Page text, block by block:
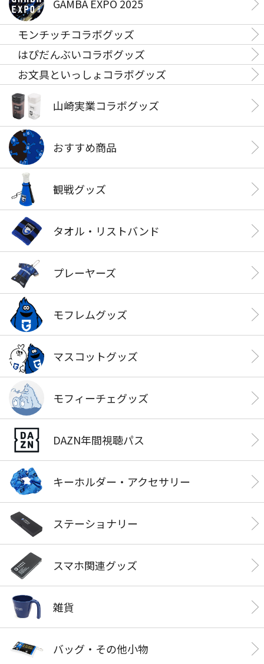
GAMBA EXPO 2025
モンチッチコラボグッズ
はぴだんぶいコラボグッズ
お文具といっしょコラボグッズ
山崎実業コラボグッズ
おすすめ商品
観戦グッズ
タオル・リストバンド
プレーヤーズ
モフレムグッズ
マスコットグッズ
モフィーチェグッズ
DAZN年間視聴パス
キーホルダー・アクセサリー
ステーショナリー
スマホ関連グッズ
雑貨
バッグ・その他小物